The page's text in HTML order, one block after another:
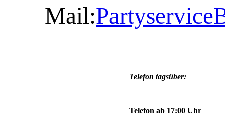
Mail:
Telefon tagsüber:
Telefon ab 17:00 Uhr